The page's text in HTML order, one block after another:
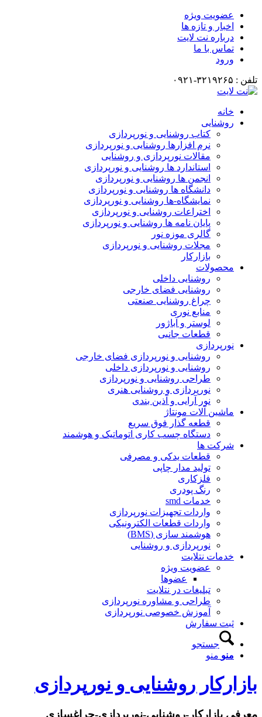
عضویت ویژه
اخبار و تازه ها
درباره نت لایت
تماس با ما
ورود
تلفن : ۳۲۱۹۲۶۵-۰۹۲۱
خانه
روشنایی
کتاب روشنایی و نورپردازی
نرم افزارها روشنایی و نورپردازی
مقالات نورپردازی و روشنایی
استاندارد ها روشنایی و نورپردازی
انجمن ها روشنایی و نورپردازی
دانشگاه ها روشنایی و نورپردازی
نمایشگاه-ها روشنایی و نورپردازی
اختراعات روشنایی و نورپردازی
پایان نامه ها روشنایی و نورپردازی
گالری موزه نور
مجلات روشنایی و نورپردازی
بازارکار
محصولات
روشنایی داخلی
روشنایی فضای خارجی
چراغ روشنایی صنعتی
منابع نوری
لوستر و آباژور
قطعات جانبی
نورپردازی
روشنایی و نورپردازی فضای خارجی
روشنایی و نورپردازی داخلی
طراحی روشنایی و نورپردازی
نورپردازی و روشنایی هنری
نور آرایی و آذین بندی
ماشین آلات مونتاژ
قطعه گذار فوق سریع
دستگاه چسب کاری اتوماتیک و هوشمند
شرکت ها
قطعات یدکی و مصرفی
تولید مدار چاپی
فلزکاری
رنگ پودری
خدمات smd
واردات تجهیزات نورپردازی
واردات قطعات الکترونیکی
هوشمند سازی (BMS)
نورپردازی و روشنایی
خدمات نتلایت
عضویت ویژه
عضوها
تبلیغات در نتلایت
طراحی و مشاوره نورپردازی
آموزش خصوصی نورپردازی
ثبت سفارش
جستجو
منو منو
بازارکار روشنایی و نورپردازی
معرفی بازارکار-روشنایی-نورپردازی-چراغسازی